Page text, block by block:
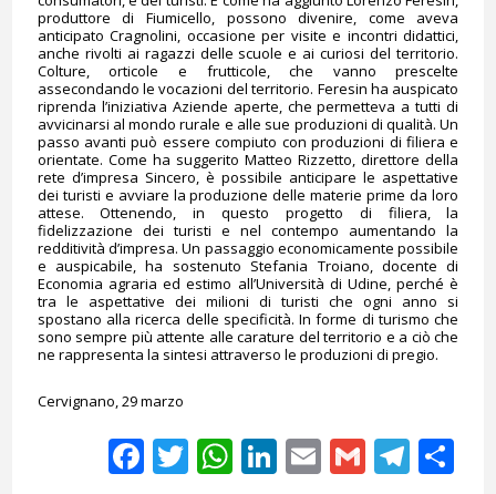
produttore di Fiumicello, possono divenire, come aveva
anticipato Cragnolini, occasione per visite e incontri didattici,
anche rivolti ai ragazzi delle scuole e ai curiosi del territorio.
Colture, orticole e frutticole, che vanno prescelte
assecondando le vocazioni del territorio. Feresin ha auspicato
riprenda l’iniziativa Aziende aperte, che permetteva a tutti di
avvicinarsi al mondo rurale e alle sue produzioni di qualità. Un
passo avanti può essere compiuto con produzioni di filiera e
orientate. Come ha suggerito Matteo Rizzetto, direttore della
rete d’impresa Sincero, è possibile anticipare le aspettative
dei turisti e avviare la produzione delle materie prime da loro
attese. Ottenendo, in questo progetto di filiera, la
fidelizzazione dei turisti e nel contempo aumentando la
redditività d’impresa. Un passaggio economicamente possibile
e auspicabile, ha sostenuto Stefania Troiano, docente di
Economia agraria ed estimo all’Università di Udine, perché è
tra le aspettative dei milioni di turisti che ogni anno si
spostano alla ricerca delle specificità. In forme di turismo che
sono sempre più attente alle carature del territorio e a ciò che
ne rappresenta la sintesi attraverso le produzioni di pregio.
Cervignano, 29 marzo
Facebook
Twitter
WhatsApp
LinkedIn
EmailGmail